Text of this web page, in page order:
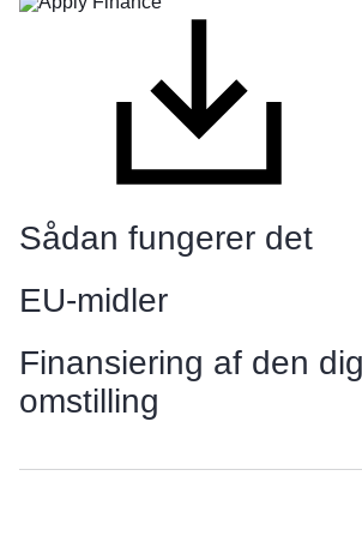
Sådan fungerer det
EU-midler
Finansiering af den
omstilling